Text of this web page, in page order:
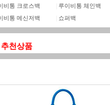
비통 크로스백 루이비통 체인백
비통 메신저백 쇼퍼백
추천상품